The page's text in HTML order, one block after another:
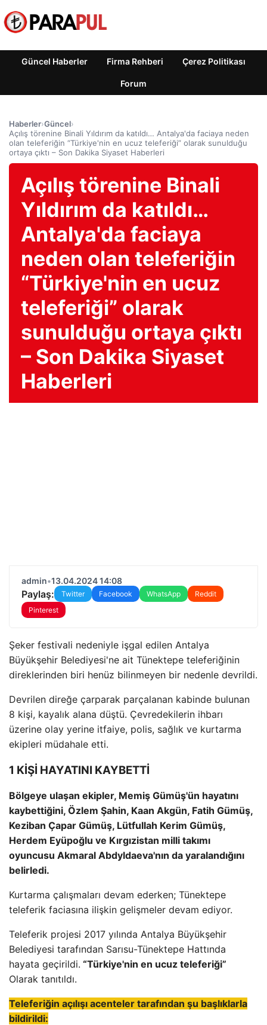
Güncel Haberler Firma Rehberi Çerez Politikası
Forum
Haberler›Güncel›
Açılış törenine Binali Yıldırım da katıldı… Antalya'da faciaya neden
olan teleferiğin “Türkiye'nin en ucuz teleferiği” olarak sunulduğu
ortaya çıktı – Son Dakika Siyaset Haberleri
Açılış törenine Binali
Yıldırım da katıldı…
Antalya'da faciaya
neden olan teleferiğin
“Türkiye'nin en ucuz
teleferiği” olarak
sunulduğu ortaya çıktı
– Son Dakika Siyaset
Haberleri
admin•13.04.2024 14:08
Paylaş: Twitter Facebook WhatsApp
Reddit
Pinterest
Şeker festivali nedeniyle işgal edilen Antalya
Büyükşehir Belediyesi'ne ait Tünektepe teleferiğinin
direklerinden biri henüz bilinmeyen bir nedenle devrildi.
Devrilen direğe çarparak parçalanan kabinde bulunan
8 kişi, kayalık alana düştü. Çevredekilerin ihbarı
üzerine olay yerine itfaiye, polis, sağlık ve kurtarma
ekipleri müdahale etti.
1 KİŞİ HAYATINI KAYBETTİ
Bölgeye ulaşan ekipler, Memiş Gümüş'ün hayatını
kaybettiğini, Özlem Şahin, Kaan Akgün, Fatih Gümüş,
Keziban Çapar Gümüş, Lütfullah Kerim Gümüş,
Herdem Eyüpoğlu ve Kırgızistan milli takımı
oyuncusu Akmaral Abdyldaeva'nın da yaralandığını
belirledi.
Kurtarma çalışmaları devam ederken; Tünektepe
teleferik faciasına ilişkin gelişmeler devam ediyor.
Teleferik projesi 2017 yılında Antalya Büyükşehir
Belediyesi tarafından Sarısu-Tünektepe Hattında
hayata geçirildi. “Türkiye'nin en ucuz teleferiği”
Olarak tanıtıldı.
Teleferiğin açılışı acenteler tarafından şu başlıklarla
bildirildi: